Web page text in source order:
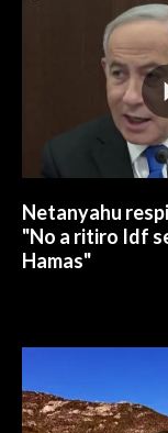
Netanyahu
"No a ritiro Idf
Hamas"